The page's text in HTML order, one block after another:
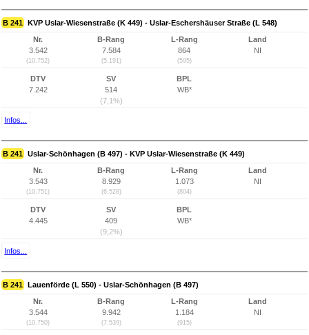
B 241 KVP Uslar-Wiesenstraße (K 449) - Uslar-Eschershäuser Straße (L 548)
Nr.
3.542
(10.752)
B-Rang
7.584
(5.191)
L-Rang
864
(595)
Land
NI
DTV
7.242
SV
514
(7,1%)
BPL
WB*
Infos...
B 241 Uslar-Schönhagen (B 497) - KVP Uslar-Wiesenstraße (K 449)
Nr.
3.543
(10.751)
B-Rang
8.929
(6.528)
L-Rang
1.073
(804)
Land
NI
DTV
4.445
SV
409
(9,2%)
BPL
WB*
Infos...
B 241 Lauenförde (L 550) - Uslar-Schönhagen (B 497)
Nr.
3.544
(10.750)
B-Rang
9.942
(7.539)
L-Rang
1.184
(915)
Land
NI